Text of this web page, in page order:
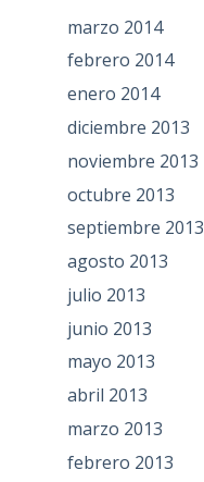
marzo 2014
febrero 2014
enero 2014
diciembre 2013
noviembre 2013
octubre 2013
septiembre 2013
agosto 2013
julio 2013
junio 2013
mayo 2013
abril 2013
marzo 2013
febrero 2013